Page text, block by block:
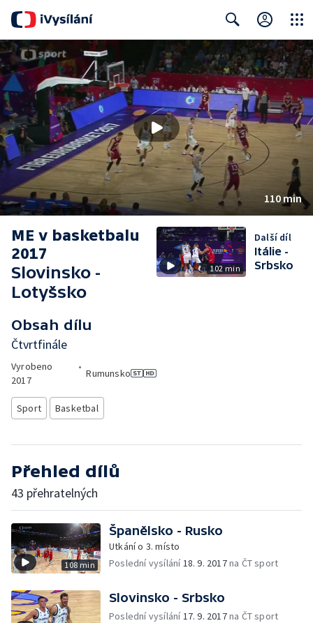
Search Close
110 min
ME v basketbalu
2017
Slovinsko -
Lotyšsko
Obsah dílu
Čtvrtfinále
Vyrobeno
2017
•
Rumunsko
Sport Basketbal
102 min
Další díl
Itálie -
Srbsko
Přehled dílů
43 přehratelných
108 min
Španělsko - Rusko
Utkání o 3. místo
Poslední vysílání18. 9. 2017na ČT sport
Slovinsko - Srbsko
Poslední vysílání17. 9. 2017na ČT sport